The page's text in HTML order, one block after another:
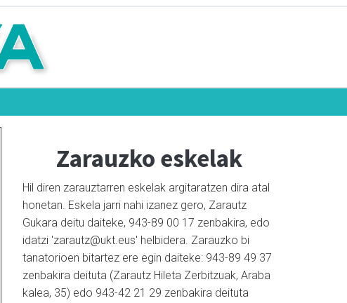
Zarauzko eskelak
Hil diren zarauztarren eskelak argitaratzen dira atal
honetan. Eskela jarri nahi izanez gero, Zarautz
Gukara deitu daiteke, 943-89 00 17 zenbakira, edo
idatzi 'zarautz@ukt.eus' helbidera. Zarauzko bi
tanatorioen bitartez ere egin daiteke: 943-89 49 37
zenbakira deituta (Zarautz Hileta Zerbitzuak, Araba
kalea, 35) edo 943-42 21 29 zenbakira deituta